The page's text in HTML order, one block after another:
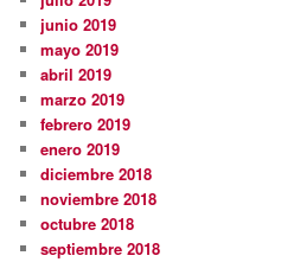
junio 2019
mayo 2019
abril 2019
marzo 2019
febrero 2019
enero 2019
diciembre 2018
noviembre 2018
octubre 2018
septiembre 2018